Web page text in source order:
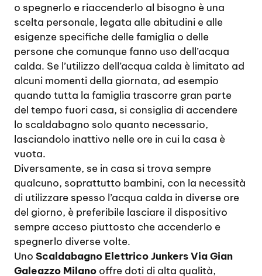
o spegnerlo e riaccenderlo al bisogno è una
scelta personale, legata alle abitudini e alle
esigenze specifiche delle famiglia o delle
persone che comunque fanno uso dell’acqua
calda. Se l’utilizzo dell’acqua calda è limitato ad
alcuni momenti della giornata, ad esempio
quando tutta la famiglia trascorre gran parte
del tempo fuori casa, si consiglia di accendere
lo scaldabagno solo quanto necessario,
lasciandolo inattivo nelle ore in cui la casa è
vuota.
Diversamente, se in casa si trova sempre
qualcuno, soprattutto bambini, con la necessità
di utilizzare spesso l’acqua calda in diverse ore
del giorno, è preferibile lasciare il dispositivo
sempre acceso piuttosto che accenderlo e
spegnerlo diverse volte.
Uno Scaldabagno Elettrico Junkers Via Gian
Galeazzo Milano offre doti di alta qualità,